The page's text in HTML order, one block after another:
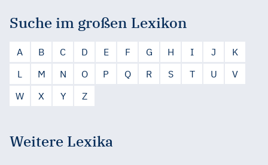
Suche im großen Lexikon
A B C D E F G H I J
K
L
M N O P Q R S T U
V
W
X Y Z
Weitere Lexika